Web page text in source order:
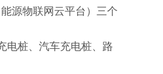
源物联网云平台）三个
桩、汽车充电桩、路